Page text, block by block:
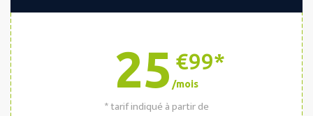
25 €99*
/mois
* tarif indiqué à partir de